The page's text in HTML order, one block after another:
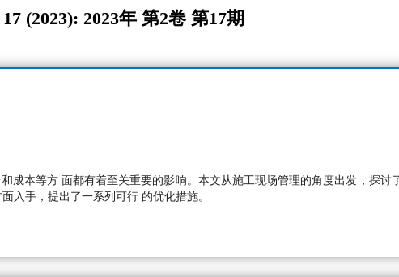
(2023): 2023年 第2卷 第17期
本等方 面都有着至关重要的影响。本文从施工现场管理的角度出发，探
入手，提出了一系列可行 的优化措施。